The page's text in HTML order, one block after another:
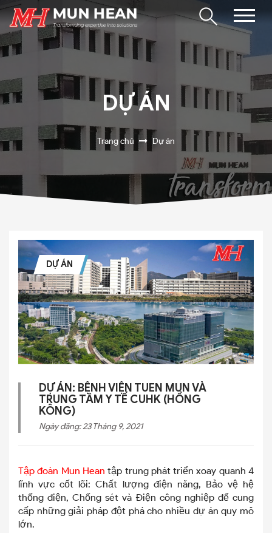
DỰ ÁN
Trang chủ Dự án
DỰ ÁN
DỰ ÁN: BỆNH VIỆN TUEN MUN VÀ
TRUNG TÂM Y TẾ CUHK (HỒNG
KÔNG)
Ngày đăng: 23 Tháng 9, 2021
Tập đoàn Mun Hean tập trung phát triển xoay quanh 4
lĩnh vực cốt lõi: Chất lượng điện năng, Bảo vệ hệ
thống điện, Chống sét và Điện công nghiệp để cung
cấp những giải pháp đột phá cho nhiều dự án quy mô
lớn.